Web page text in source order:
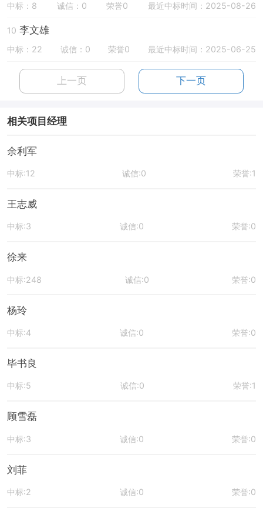
中标：8 诚信：0 荣誉0 最近中标时间：2025-08-26
10 李文雄
中标：22 诚信：0 荣誉0 最近中标时间：2025-06-25
上一页 下一页
相关项目经理
余利军
中标:12 诚信:0 荣誉:1
王志威
中标:3 诚信:0 荣誉:0
徐来
中标:248 诚信:0 荣誉:0
杨玲
中标:4 诚信:0 荣誉:0
毕书良
中标:5 诚信:0 荣誉:1
顾雪磊
中标:3 诚信:0 荣誉:0
刘菲
中标:2 诚信:0 荣誉:0